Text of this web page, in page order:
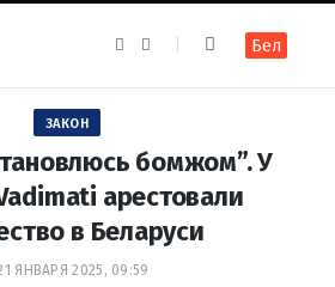
e
t
a
m
Бел
ЗАКОН
бомжом”. У
арестовали
в Беларуси
ЯНВАРЯ 2025, 09:59